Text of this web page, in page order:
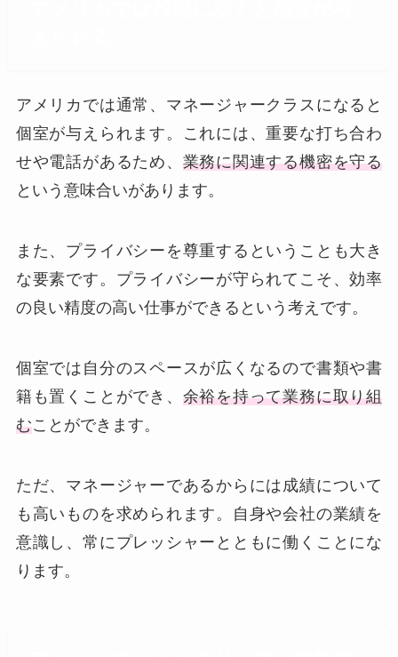
アメリカでは通常、マネージャークラスになると
個室が与えられます。これには、重要な打ち合わ
せや電話があるため、 業務に関連する機密を守る
という意味合いがあります。
また、プライバシーを尊重するということも大き
な要素です。プライバシーが守られてこそ、効率
の良い精度の高い仕事ができるという考えです。
個室では自分のスペースが広くなるので書類や書
籍も置くことができ、 余裕を持って業務に取り組
むことができます。
ただ、マネージャーであるからには成績について
も高いものを求められます。自身や会社の業績を
意識し、常にプレッシャーとともに働くことにな
ります。